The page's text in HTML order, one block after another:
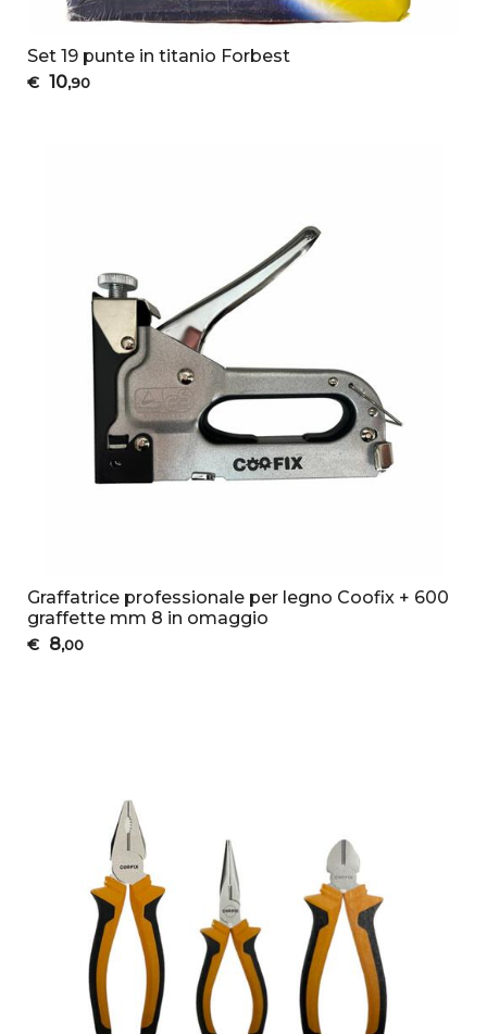
Set 19 punte in titanio Forbest
€ 10,90
Graffatrice professionale per legno Coofix + 600
graffette mm 8 in omaggio
€ 8,00